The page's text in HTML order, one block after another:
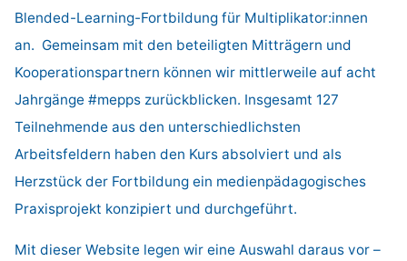
Blended-Learning-Fortbildung für Multiplikator:innen
an. Gemeinsam mit den beteiligten Mitträgern und
Kooperationspartnern können wir mittlerweile auf acht
Jahrgänge #mepps zurückblicken. Insgesamt 127
Teilnehmende aus den unterschiedlichsten
Arbeitsfeldern haben den Kurs absolviert und als
Herzstück der Fortbildung ein medienpädagogisches
Praxisprojekt konzipiert und durchgeführt.
Mit dieser Website legen wir eine Auswahl daraus vor –